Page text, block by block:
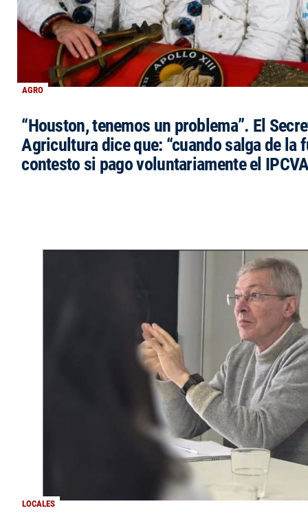
AGRO
“Houston, tenemos un problema”. El
Agricultura dice que: “cuando salga de la
contesto si pago voluntariamente el
LOCALES